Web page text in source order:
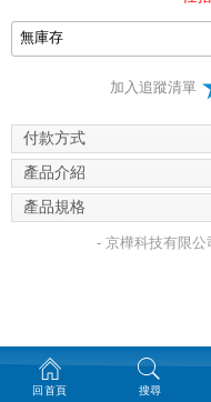
加入追蹤清單
付款方式
產品介紹
產品規格
- 京樺科技有限公
回首頁 搜尋